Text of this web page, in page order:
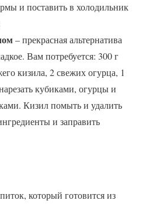
и поставить в холодильник
– прекрасная альтернатива
Вам потребуется: 300 г
кизила, 2 свежих огурца, 1
кубиками, огурцы и
Кизил помыть и удалить
и заправить
который готовится из